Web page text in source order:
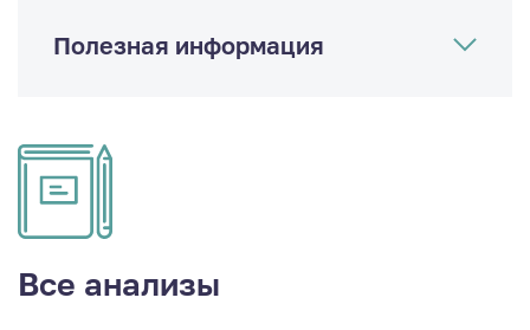
Полезная информация
Все анализы